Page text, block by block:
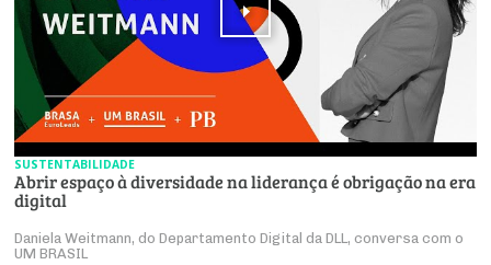
SUSTENTABILIDADE
Abrir espaço à diversidade na liderança é obrigação na era
digital
Daniela Weitmann, do Departamento Digital da DLL, conversa com o
UM BRASIL